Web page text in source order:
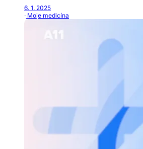
6. 1. 2025
· Moje medicína